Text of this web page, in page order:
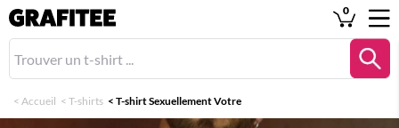
0
< Accueil < T-shirts < T-shirt Sexuellement Votre